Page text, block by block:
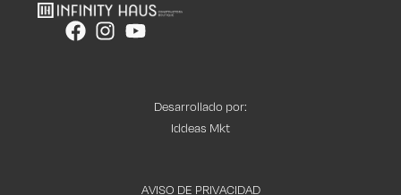
Desarrollado por:
Iddeas Mkt
AVISO DE PRIVACIDAD